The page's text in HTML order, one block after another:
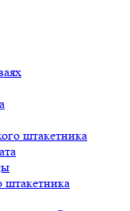
штакетника
штакетника